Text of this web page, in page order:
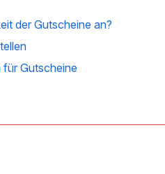
der Gutscheine an?
Gutscheine